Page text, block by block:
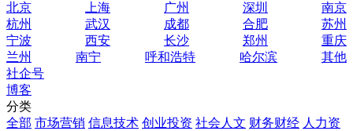
北京
上海 广州 深圳
南京
杭州
武汉 成都 合肥
苏州
宁波
西安 长沙 郑州
重庆
兰州
南宁 呼和浩特 哈尔滨
其他
社企号
博客
分类
全部 市场营销 信息技术 创业投资 社会人文 财务财经 人力资